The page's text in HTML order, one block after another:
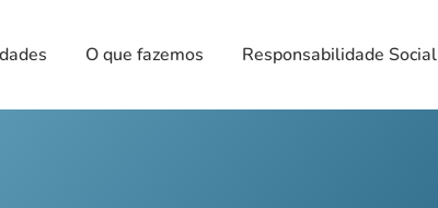
O que fazemos Responsabilidade Social